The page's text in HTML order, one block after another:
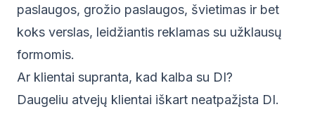
paslaugos, grožio paslaugos, švietimas ir bet
koks verslas, leidžiantis reklamas su užklausų
formomis.
Ar klientai supranta, kad kalba su DI?
Daugeliu atvejų klientai iškart neatpažįsta DI.